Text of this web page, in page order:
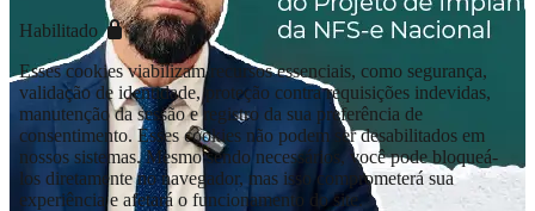
Habilitado
Esses cookies viabilizam recursos essenciais, como segurança,
validação de identidade, proteção contra requisições indevidas,
manutenção da sessão e registro da sua preferência de
consentimento. Esses cookies não podem ser desabilitados em
nossos sistemas. Mesmo sendo necessários, você pode bloqueá-
los diretamente no navegador, mas isso comprometerá sua
experiência e afetará o funcionamento do site.